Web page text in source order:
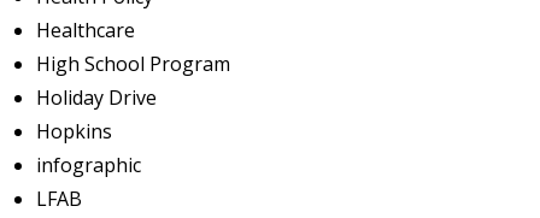
Healthcare
High School Program
Holiday Drive
Hopkins
infographic
LFAB